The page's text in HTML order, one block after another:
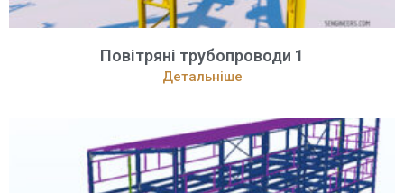
Повітряні трубопроводи 1
Детальніше